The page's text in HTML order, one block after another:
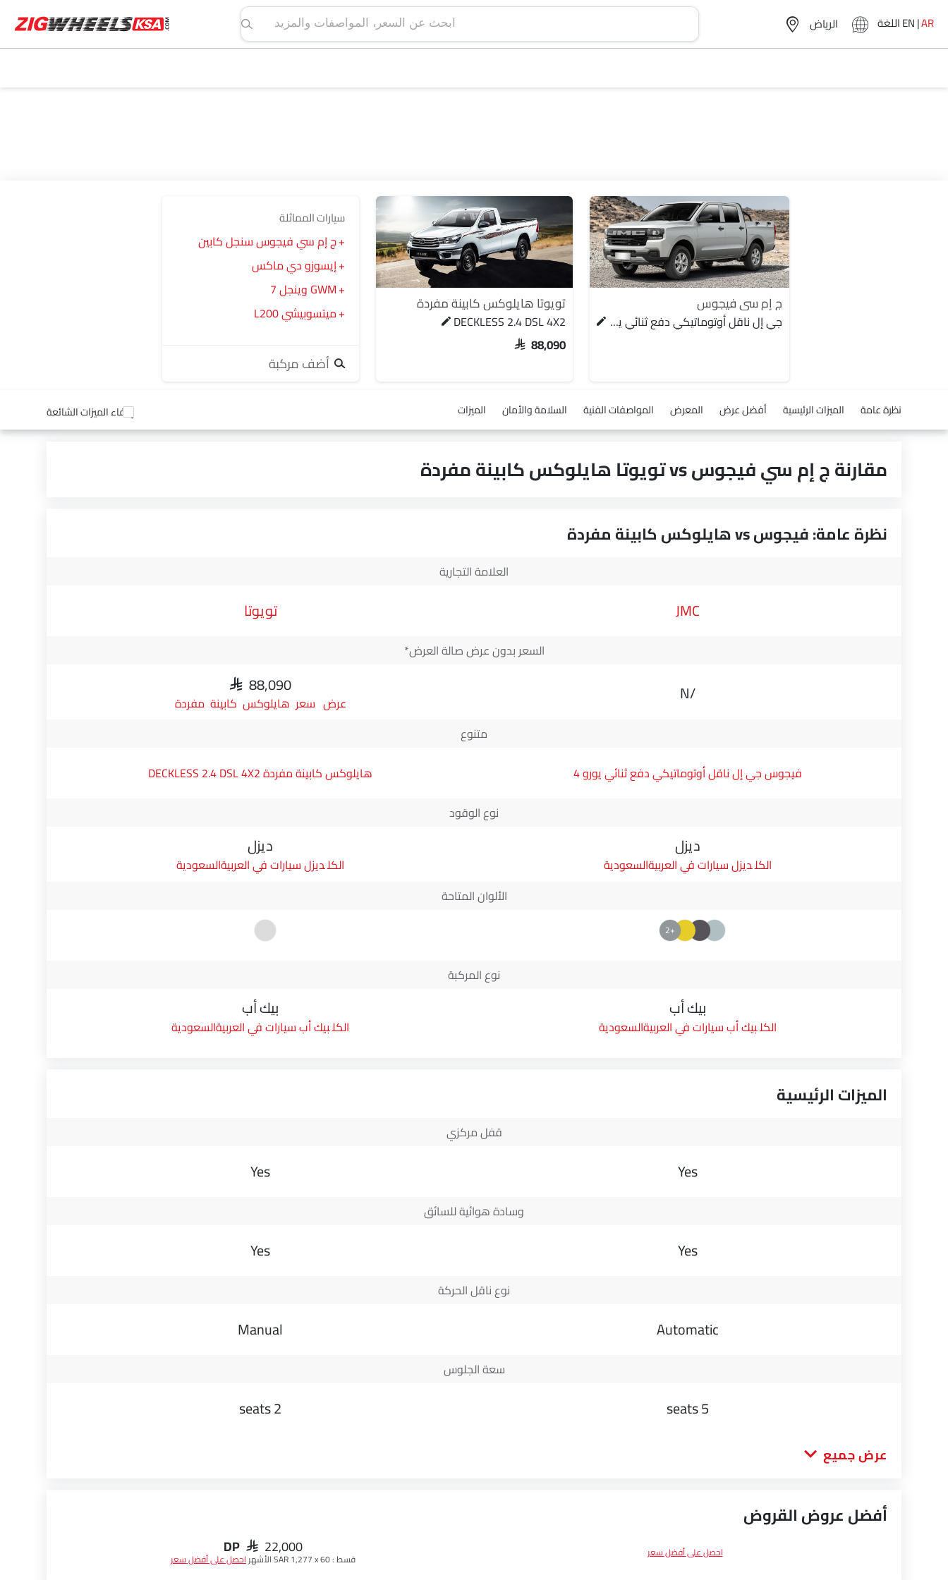
ابحث عن السعر، المواصفات والمزيد اللغةEN|AR
ج إم سي فيجوس
جي إل ناقل أوتوماتيكي دفع ثنائي يورو 4
تويوتا هايلوكس كابينة مفردة
DECKLESS 2.4 DSL 4X2
SAR 88,090
سيارات المماثلة
ج إم سي فيجوس سنجل كابين
إيسوزو دي ماكس
GWM وينجل 7
ميتسوبيشي L200
أضف مركبة
نظرة عامة الميزات الرئيسية أفضل عرض المعرض المواصفات الفنية السلامة والأمان الميزات إخفاء الميزات الشائعة
مقارنة ج إم سي فيجوس vs تويوتا هايلوكس كابينة مفردة
نظرة عامة: فيجوس vs هايلوكس كابينة مفردة
العلامة التجارية
JMC تويوتا
السعر بدون عرض صالة العرض*
N/A
SAR 88,090
سعر هايلوكس كابينة مفردة
متنوع
فيجوس جي إل ناقل أوتوماتيكي دفع ثنائي يورو 4
هايلوكس كابينة مفردة DECKLESS 2.4 DSL 4X2
نوع الوقود
ديزل
ديزل سيارات في العربيةالسعودية
ديزل
ديزل سيارات في العربيةالسعودية
الألوان المتاحة
+2
نوع المركبة
بيك أب
بيك أب سيارات في العربيةالسعودية
بيك أب
بيك أب سيارات في العربيةالسعودية
الميزات الرئيسية
قفل مركزي
Yes
Yes
وسادة هوائية للسائق
Yes
Yes
نوع ناقل الحركة
Automatic
Manual
سعة الجلوس
5 seats
2 seats
عرض جميع
أفضل عروض القروض
احصل على أفضل سعر DP SAR 22,000
قسط :SAR 1,277 x 60 الأشهر احصل على أفضل سعر